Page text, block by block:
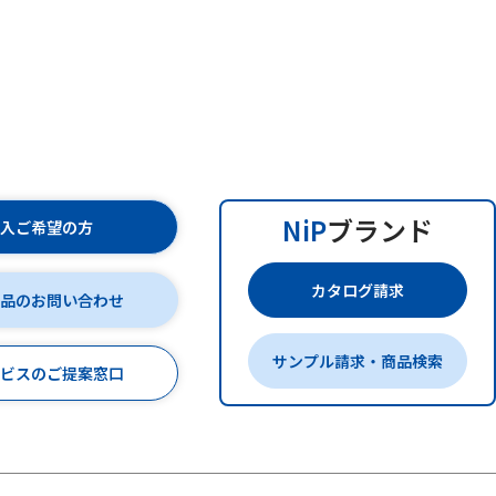
ご希望の方
のお問い合わせ
スのご提案窓口
NiPブランド
カタログ請求
サンプル請求・商品検索